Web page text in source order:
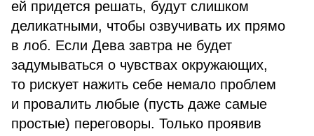
ей придется решать, будут слишком
деликатными, чтобы озвучивать их прямо
в лоб. Если Дева завтра не будет
задумываться о чувствах окружающих,
то рискует нажить себе немало проблем
и провалить любые (пусть даже самые
простые) переговоры. Только проявив